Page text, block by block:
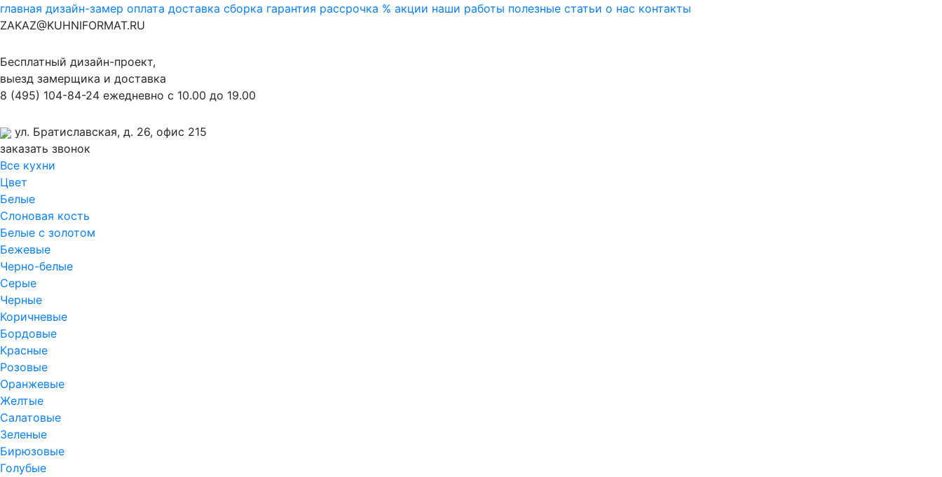
главная дизайн-замер оплата доставка сборка гарантия рассрочка % акции наши работы полезные статьи о нас контакты
ZAKAZ@KUHNIFORMAT.RU
Бесплатный дизайн-проект,
выезд замерщика и доставка
8 (495) 104-84-24 ежедневно с 10.00 до 19.00
ул. Братиславская, д. 26, офис 215
заказать звонок
Все кухни
Цвет
Белые
Слоновая кость
Белые с золотом
Бежевые
Черно-белые
Серые
Черные
Коричневые
Бордовые
Красные
Розовые
Оранжевые
Желтые
Салатовые
Зеленые
Бирюзовые
Голубые